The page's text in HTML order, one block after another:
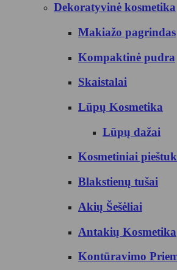
Dekoratyvinė kosmetika
Makiažo pagrindas
Kompaktinė pudra
Skaistalai
Lūpų Kosmetika
Lūpų dažai
Kosmetiniai
Blakstienų tušai
Akių Šešėliai
Antakių Kosmetika
Kontūravimo